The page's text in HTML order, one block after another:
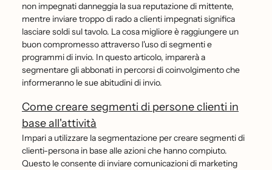
non impegnati danneggia la sua reputazione di mittente,
mentre inviare troppo di rado a clienti impegnati significa
lasciare soldi sul tavolo. La cosa migliore è raggiungere un
buon compromesso attraverso l'uso di segmenti e
programmi di invio. In questo articolo, imparerà a
segmentare gli abbonati in percorsi di coinvolgimento che
informeranno le sue abitudini di invio.
Come creare segmenti di persone clienti in
base all'attività
Impari a utilizzare la segmentazione per creare segmenti di
clienti-persona in base alle azioni che hanno compiuto.
Questo le consente di inviare comunicazioni di marketing